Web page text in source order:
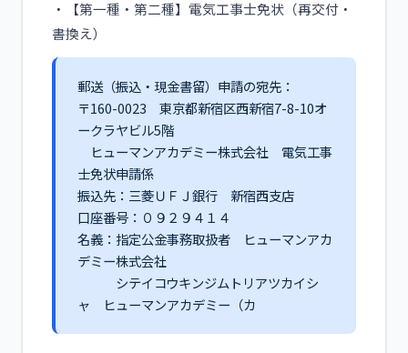
・【第一種・第二種】電気工事士免状（再交付・
書換え）
郵送（振込・現金書留）申請の宛先：
〒160-0023 東京都新宿区西新宿7-8-10オ
ークラヤビル5階
ヒューマンアカデミー株式会社 電気工事
士免状申請係
振込先：三菱ＵＦＪ銀行 新宿西支店
口座番号：０９２９４１４
名義：指定公金事務取扱者 ヒューマンアカ
デミー株式会社
シテイコウキンジムトリアツカイシ
ャ ヒューマンアカデミー（カ